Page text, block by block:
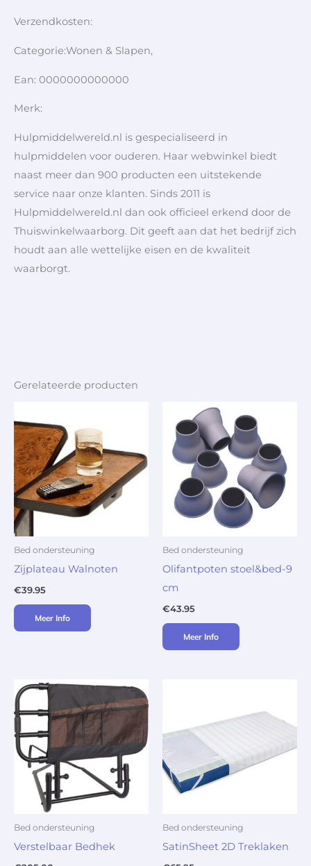
Verzendkosten:
Categorie:Wonen & Slapen,
Ean: 0000000000000
Merk:
Hulpmiddelwereld.nl is gespecialiseerd in
hulpmiddelen voor ouderen. Haar webwinkel biedt
naast meer dan 900 producten een uitstekende
service naar onze klanten. Sinds 2011 is
Hulpmiddelwereld.nl dan ook officieel erkend door de
Thuiswinkelwaarborg. Dit geeft aan dat het bedrijf zich
houdt aan alle wettelijke eisen en de kwaliteit
waarborgt.
Gerelateerde producten
Bed ondersteuning
Zijplateau Walnoten
€39.95
Meer Info
Bed ondersteuning
Olifantpoten stoel&bed-9
cm
€43.95
Meer Info
Bed ondersteuning
Verstelbaar Bedhek
Bed ondersteuning
SatinSheet 2D Treklaken